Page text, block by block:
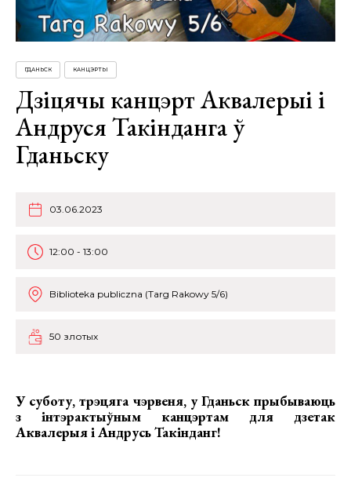
ГДАНЬСК КАНЦЭРТЫ
Дзіцячы канцэрт Аквалерыі і
Андруся Такінданга ў
Гданьску
03.06.2023
12:00 - 13:00
Biblioteka publiczna (Targ Rakowy 5/6)
50 злотых
У суботу, трэцяга чэрвеня, у Гданьск прыбываюць
з інтэрактыўным канцэртам для дзетак
Аквалерыя і Андрусь Такінданг!